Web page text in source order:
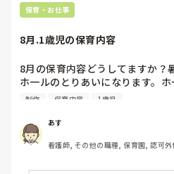
り、脚元に水入りペットボトルな
てくださいね。安全で使いやすい
保育・お仕事
8月.1歳児の保育内容
8月の保育内容どうしてますか？
ホ一ルのとりあいになります。
台、風船で遊んでいます。製作
クラスです、玩具で遊ばせなが
ています。何か、いいアイデアや
で、教えて下さい。
制作 保育内容 1歳児
あす
看護師, その他の職種, 保育園, 認可